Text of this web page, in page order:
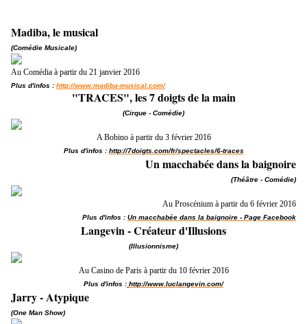
Madiba, le musical
(Comédie Musicale)
Au Comédia à partir du 21 janvier 2016
Plus d'infos : http://www.madiba-musical.com/
"TRACES", les 7 doigts de la main
(Cirque - Comédie)
A Bobino à partir du 3 février 2016
Plus d'infos : http://7doigts.com/fr/spectacles/6-traces​
Un macchabée dans la baignoire
(Théâtre - Comédie)
Au Proscénium à partir du 6 février 2016
Plus d'infos : Un macchabée dans la baignoire - Page Facebook
Langevin - Créateur d'Illusions
(Illusionnisme)
Au Casino de Paris à partir du 10 février 2016
Plus d'infos : http://www.luclangevin.com/​
Jarry - Atypique
(One Man Show)